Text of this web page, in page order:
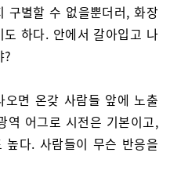
구별할 수 없을뿐더러, 화장
하다. 안에서 갈아입고 나
?
면 온갖 사람들 앞에 노출
역 어그로 시전은 기본이고,
다. 사람들이 무슨 반응을